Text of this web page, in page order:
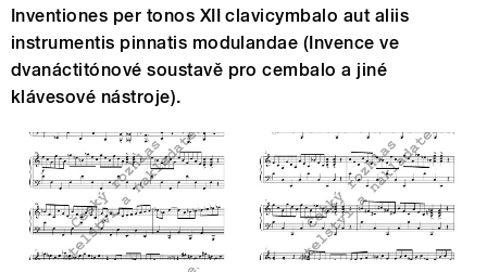
Inventiones per tonos XII clavicymbalo aut aliis
instrumentis pinnatis modulandae (Invence ve
dvanáctitónové soustavě pro cembalo a jiné
klávesové nástroje).